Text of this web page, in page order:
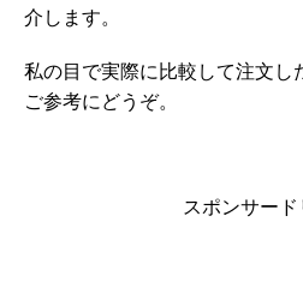
介します。
私の目で実際に比較して注文し
ご参考にどうぞ。
スポンサード